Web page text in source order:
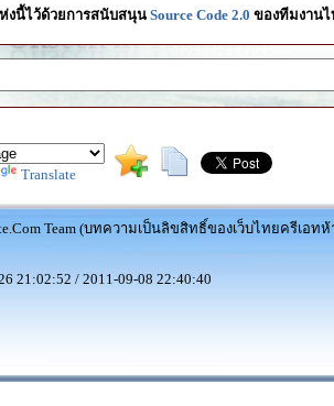
งนี้ไว้ด้วยการสนับสนุน Source Code 2.0 ของทีมงาน
Translate
Team (บทความเป็นลิขสิทธิ์ของเว็บไทยครีเอ
21:02:52 / 2011-09-08 22:40:40